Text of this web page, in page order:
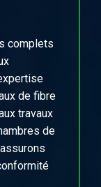
complets
de fibre
travaux
de